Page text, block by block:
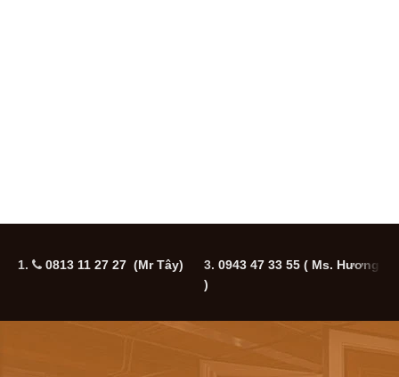
1. 0813 11 27 27 (Mr Tây) 3. 0943 47 33 55 ( Ms. Hương
)